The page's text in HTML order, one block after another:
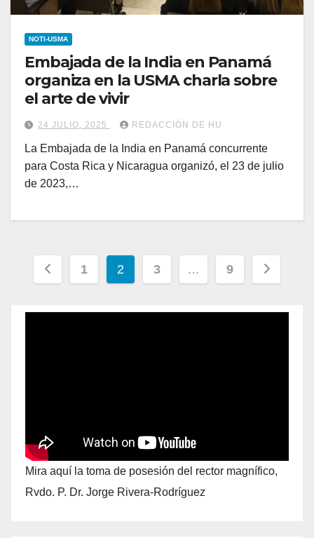
NOTI-USMA
Embajada de la India en Panamá
organiza en la USMA charla sobre
el arte de vivir
24 JULIO, 2025 REDACCIÓN DE HU
La Embajada de la India en Panamá concurrente
para Costa Rica y Nicaragua organizó, el 23 de julio
de 2023,…
1 2 3 … 9
Mira aquí la toma de posesión del rector magnífico,
Rvdo. P. Dr. Jorge Rivera-Rodríguez